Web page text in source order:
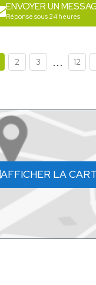
ENVOYER UN
Réponse sous 24 heures
2 3 ... 12
AFFICHER LA